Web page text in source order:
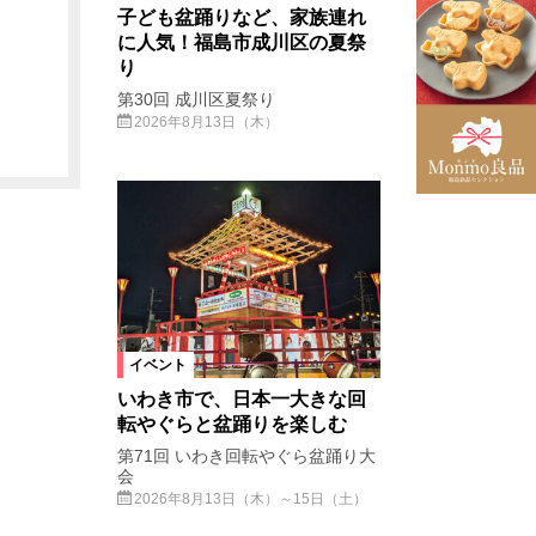
子ども盆踊りなど、家族連れ
に人気！福島市成川区の夏祭
り
第30回 成川区夏祭り
2026年8月13日（木）
イベント
いわき市で、日本一大きな回
転やぐらと盆踊りを楽しむ
第71回 いわき回転やぐら盆踊り大
会
2026年8月13日（木）～15日（土）